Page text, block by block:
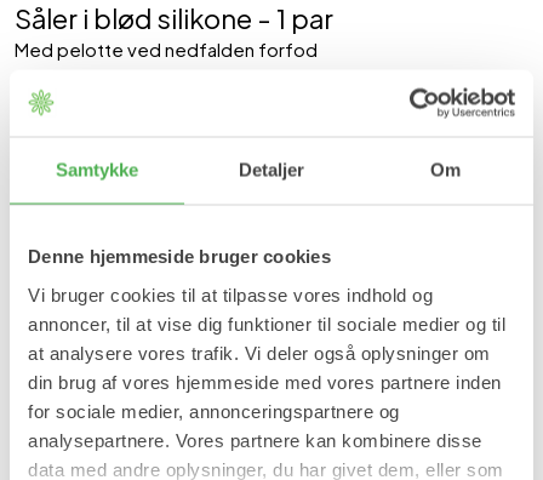
Samtykke Detaljer Om
Denne hjemmeside bruger cookies
Vi bruger cookies til at tilpasse vores indhold og
annoncer, til at vise dig funktioner til sociale medier og til
at analysere vores trafik. Vi deler også oplysninger om
din brug af vores hjemmeside med vores partnere inden
for sociale medier, annonceringspartnere og
analysepartnere. Vores partnere kan kombinere disse
data med andre oplysninger, du har givet dem, eller som
Såler i blød silikone - 1 par
Med pelotte ved nedfalden forfod
129,95 kr
35-36 37-38 39-40 41-42
Læg i kurv
På lager
Forventet leveringstid: 1-2 hverdage
Produktinformation
Såler i blød silikone med pelotte til nedfalden forfod og
hælspore